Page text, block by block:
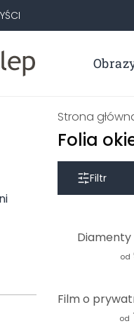
Strona
Folia
Filtr
Diamenty
od
od